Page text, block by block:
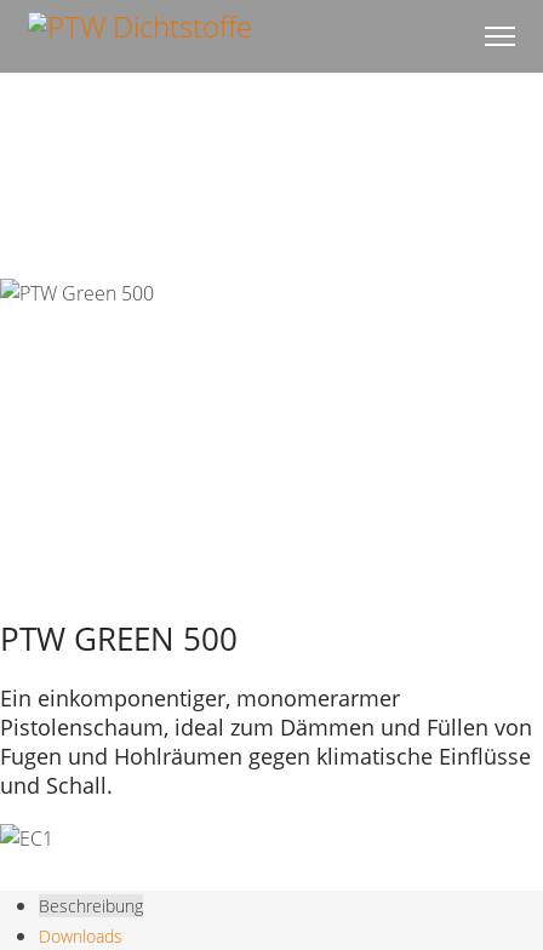
PTW GREEN 500
Ein einkomponentiger, monomerarmer
Pistolenschaum, ideal zum Dämmen und Füllen von
Fugen und Hohlräumen gegen klimatische Einflüsse
und Schall.
Beschreibung
Downloads